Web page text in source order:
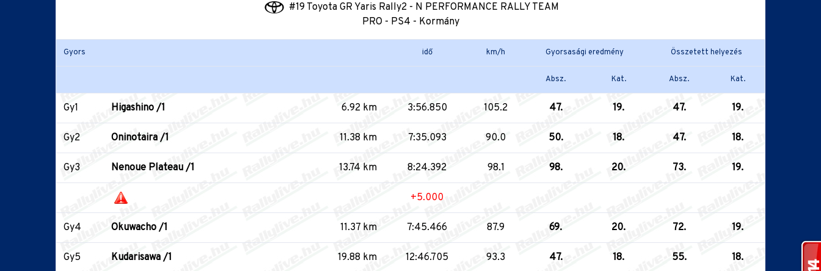
#19 Toyota GR Yaris Rally2 - N PERFORMANCE RALLY TEAM
PRO - PS4 - Kormány
Gyors idő km/h Gyorsasági eredmény Összetett helyezés
Absz. Kat. Absz. Kat.
Gy1 Higashino /1 6.92 km 3:56.850 105.2 47. 19. 47. 19.
Gy2 Oninotaira /1 11.38 km 7:35.093 90.0 50. 18. 47. 18.
Gy3 Nenoue Plateau /1 13.74 km 8:24.392 98.1 98. 20. 73. 19.
+5.000
Gy4 Okuwacho /1 11.37 km 7:45.466 87.9 69. 20. 72. 19.
Gy5 Kudarisawa /1 19.88 km 12:46.705 93.3 47. 18. 55. 18.